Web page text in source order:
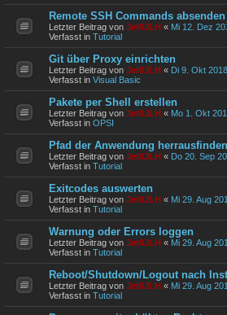
Remote SSH Commands absenden
Letzter Beitrag von Jet0JLH « Mi 12. Dez
Verfasst in Tutorial
Git über Proxy einrichten
Letzter Beitrag von Jet0JLH « Di 9. Okt
Verfasst in Visual Basic
Pakete per Shell erstellen
Letzter Beitrag von Jet0JLH « Mo 1. Okt
Verfasst in OPSI
Pfad der Anwendung herrausfinden
Letzter Beitrag von Jet0JLH « Do 20. Sep
Verfasst in Tutorial
Exitcodes auswerten
Letzter Beitrag von Jet0JLH « Mi 29. Aug
Verfasst in Tutorial
Warnung oder Errors loggen
Letzter Beitrag von Jet0JLH « Mi 29. Aug
Verfasst in Tutorial
Reboot/Shutdown/Logout nach
Letzter Beitrag von Jet0JLH « Mi 29. Aug
Verfasst in Tutorial